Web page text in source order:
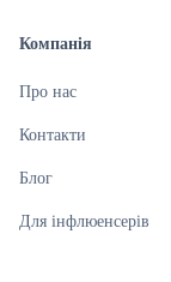
Компанія
Про нас
Контакти
Блог
Для інфлюенсерів